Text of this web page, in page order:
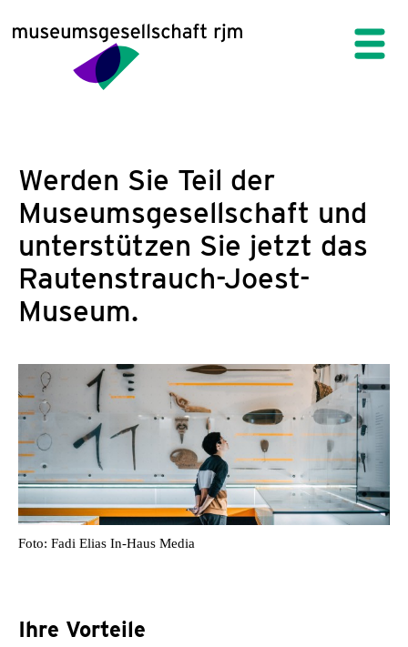
Werden Sie Teil der
Museumsgesellschaft und
unterstützen Sie jetzt das
Rautenstrauch-Joest-
Museum.
Foto: Fadi Elias In-Haus Media
Ihre Vorteile